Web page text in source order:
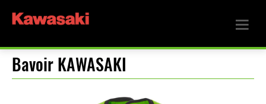
Bavoir KAWASAKI